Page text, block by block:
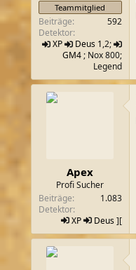
Teammitglied
Beiträge
592
Detektor
XP
Deus 1,2;
GM4; Nox 800;
Legend
Apex
Profi Sucher
Beiträge
1.083
Detektor
XP
Deus][